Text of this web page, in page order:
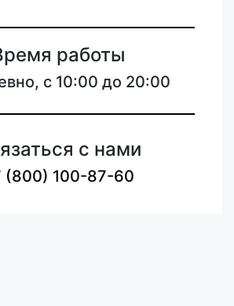
работы
с 10:00 до 20:00
с нами
(800) 100-87-60